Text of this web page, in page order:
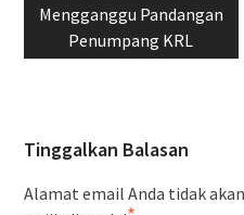
post:
Mengganggu Pandangan
Penumpang KRL
Tinggalkan Balasan
Alamat email Anda tidak